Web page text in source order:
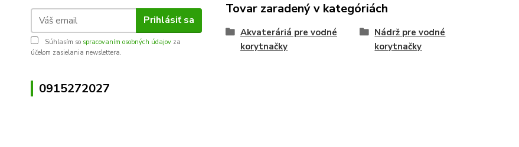
Prihlásiť sa
Súhlasím so spracovaním osobných údajov za
účelom zasielania newslettera.
0915272027
Tovar zaradený v kategóriách
Akvateráriá pre vodné
korytnačky
Nádrž pre vodné
korytnačky